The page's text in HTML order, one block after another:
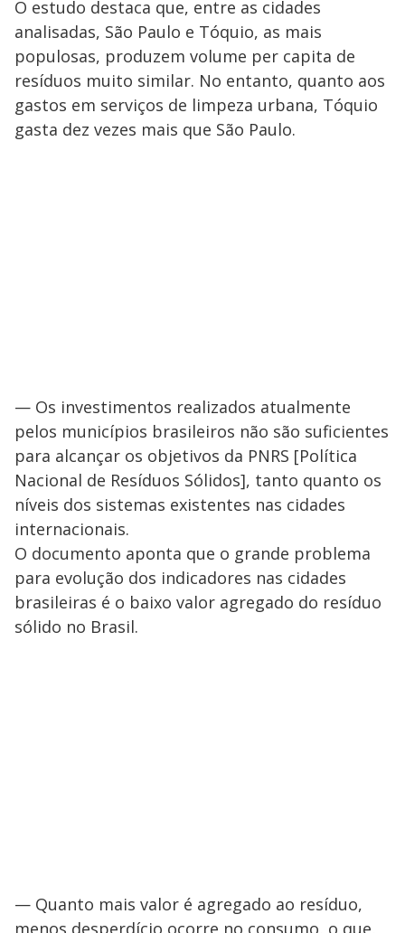
O estudo destaca que, entre as cidades
analisadas, São Paulo e Tóquio, as mais
populosas, produzem volume per capita de
resíduos muito similar. No entanto, quanto aos
gastos em serviços de limpeza urbana, Tóquio
gasta dez vezes mais que São Paulo.
— Os investimentos realizados atualmente
pelos municípios brasileiros não são suficientes
para alcançar os objetivos da PNRS [Política
Nacional de Resíduos Sólidos], tanto quanto os
níveis dos sistemas existentes nas cidades
internacionais.
O documento aponta que o grande problema
para evolução dos indicadores nas cidades
brasileiras é o baixo valor agregado do resíduo
sólido no Brasil.
— Quanto mais valor é agregado ao resíduo,
menos desperdício ocorre no consumo, o que,